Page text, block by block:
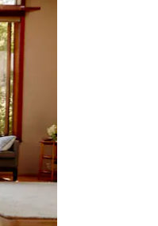
glisser.